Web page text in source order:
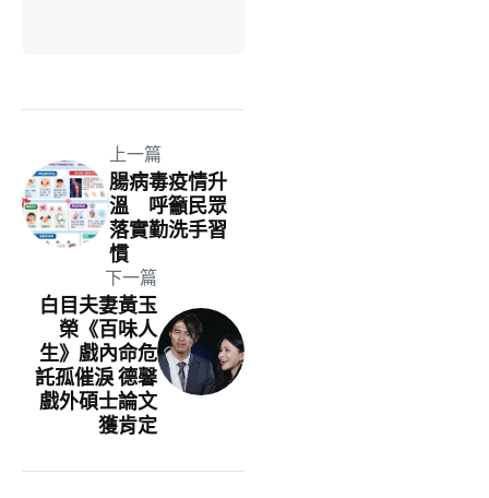
上一篇
腸病毒疫情升
溫 呼籲民眾
落實勤洗手習
慣
下一篇
白目夫妻黃玉
榮《百味人
生》戲內命危
託孤催淚 德馨
戲外碩士論文
獲肯定